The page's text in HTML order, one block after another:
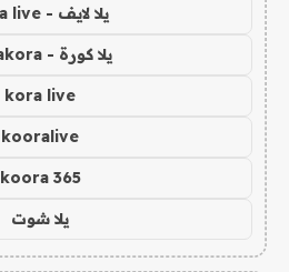
يلا لايف - yalla live
يلا كورة - yallakora
kora live
kooralive
koora 365
يلا شوت